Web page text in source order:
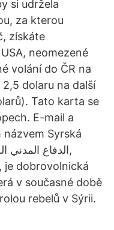
si udržela
za kterou
získáte
neomezené
volání do ČR na
dolaru na další
Tato karta se
E-mail a
Syrská
je dobrovolnická
v současné době
rebelů v Sýrii.